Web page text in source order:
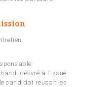
délivré à l’issue
candidat réussit les